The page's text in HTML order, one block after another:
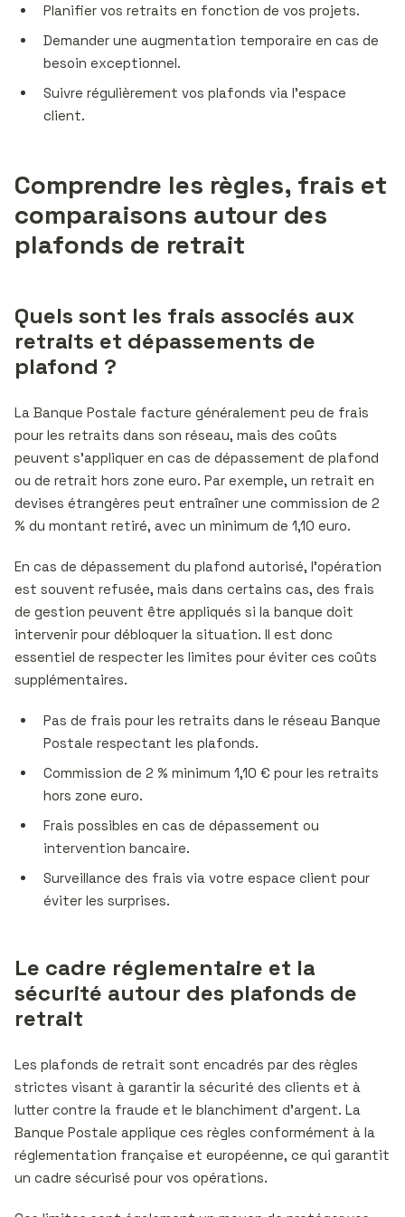
Planifier vos retraits en fonction de vos projets.
Demander une augmentation temporaire en cas de
besoin exceptionnel.
Suivre régulièrement vos plafonds via l’espace
client.
Comprendre les règles, frais et
comparaisons autour des
plafonds de retrait
Quels sont les frais associés aux
retraits et dépassements de
plafond ?
La Banque Postale facture généralement peu de frais
pour les retraits dans son réseau, mais des coûts
peuvent s’appliquer en cas de dépassement de plafond
ou de retrait hors zone euro. Par exemple, un retrait en
devises étrangères peut entraîner une commission de 2
% du montant retiré, avec un minimum de 1,10 euro.
En cas de dépassement du plafond autorisé, l’opération
est souvent refusée, mais dans certains cas, des frais
de gestion peuvent être appliqués si la banque doit
intervenir pour débloquer la situation. Il est donc
essentiel de respecter les limites pour éviter ces coûts
supplémentaires.
Pas de frais pour les retraits dans le réseau Banque
Postale respectant les plafonds.
Commission de 2 % minimum 1,10 € pour les retraits
hors zone euro.
Frais possibles en cas de dépassement ou
intervention bancaire.
Surveillance des frais via votre espace client pour
éviter les surprises.
Le cadre réglementaire et la
sécurité autour des plafonds de
retrait
Les plafonds de retrait sont encadrés par des règles
strictes visant à garantir la sécurité des clients et à
lutter contre la fraude et le blanchiment d’argent. La
Banque Postale applique ces règles conformément à la
réglementation française et européenne, ce qui garantit
un cadre sécurisé pour vos opérations.